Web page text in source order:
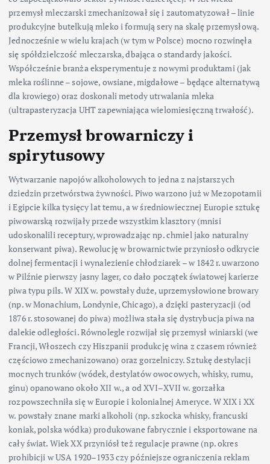
przemysł mleczarski zmechanizował się i zautomatyzował – linie
produkcyjne butelkują mleko i formują sery na skalę przemysłową.
Jednocześnie w wielu krajach (w tym w Polsce) mocno rozwinęła
się spółdzielczość mleczarska, dbająca o standardy jakości.
Współcześnie branża eksperymentuje z nowymi produktami (jak
mleka roślinne – sojowe, owsiane, migdałowe – będące alternatywą
dla krowiego) oraz doskonali metody utrwalania mleka
(ultrapasteryzacja UHT zapewniająca wielomiesięczną trwałość).
Przemysł browarniczy i
spirytusowy
Wytwarzanie napojów alkoholowych to jedna z najstarszych
dziedzin przetwórstwa żywności. Piwo warzono już w Mezopotamii
i Egipcie kilka tysięcy lat temu, a w średniowiecznej Europie sztukę
piwowarską rozwijały przede wszystkim klasztory (mnisi
udoskonalili receptury, wprowadzając np. chmiel jako naturalny
konserwant piwa). Rewolucję w browarnictwie przyniosło odkrycie
dolnej fermentacji i wynalezienie chłodziarek – w 1842 r. uwarzono
w Pilźnie pierwszy jasny lager, co dało początek światowej karierze
piwa typu pils. W XIX w. powstały duże, uprzemysłowione browary
(np. w Monachium, Londynie, Chicago), a dzięki pasteryzacji (od
1876 r. stosowanej do piwa) możliwa stała się dystrybucja piwa na
dalekie odległości. Równolegle rozwijał się przemysł winiarski (we
Francji, Włoszech czy Hiszpanii produkcję wina z czasem również
częściowo zmechanizowano) oraz gorzelniczy. Sztukę destylacji
mocnych trunków (wódek, destylatów owocowych, whisky, rumu,
ginu) opanowano około XII w., a od XVI–XVII w. gorzałka
rozpowszechniła się w Europie i kolonialnej Ameryce. W XIX i XX
w. powstały znane marki alkoholi (np. szkocka whisky, francuski
koniak, polska wódka) produkowane fabrycznie i eksportowane na
cały świat. Wiek XX przyniósł też regulacje prawne (np. okres
prohibicji w USA 1920–1933 czy późniejsze ograniczenia reklam